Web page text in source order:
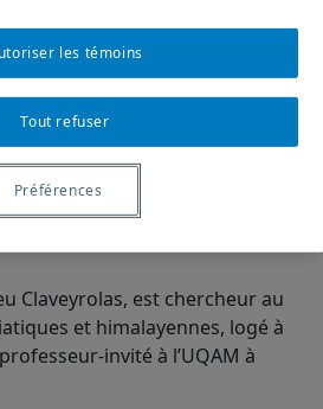
offrira un cours sur
offert en « co-
chercheurs reconnus sur
Claveyrolas, est chercheur au
et himalayennes, logé à
invité à l’UQAM à
Tout refuser
les témoins
Préférences